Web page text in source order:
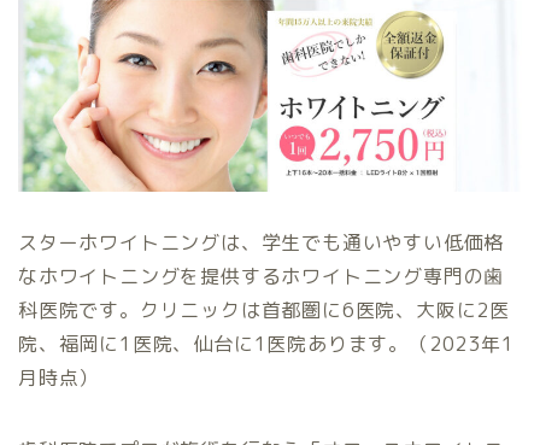
スターホワイトニングは、学生でも通いやすい低価格
なホワイトニングを提供するホワイトニング専門の歯
科医院です。クリニックは首都圏に6医院、大阪に2医
院、福岡に1医院、仙台に1医院あります。（2023年1
月時点）